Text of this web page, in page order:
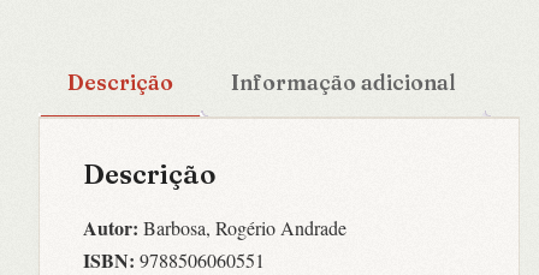
Descrição Informação adicional
Descrição
Autor: Barbosa, Rogério Andrade
ISBN: 9788506060551